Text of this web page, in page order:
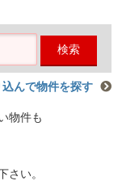
検索
込んで物件を探す
物件も
さい。